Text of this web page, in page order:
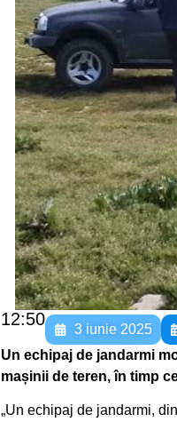
12:50
3 iunie 2025
Un echipaj de jandarmi
mașinii de teren, în timp
„Un echipaj de jandarmi,